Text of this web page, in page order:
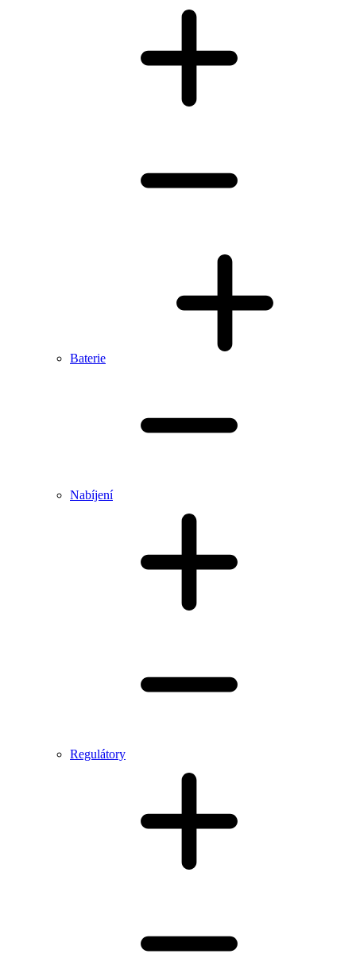
Baterie
Nabíjení
Regulátory